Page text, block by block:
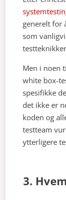
generelt for
som
Men i noen
white box-
spesifikke
det ikke er
koden og
testteam
ytterligere
3.